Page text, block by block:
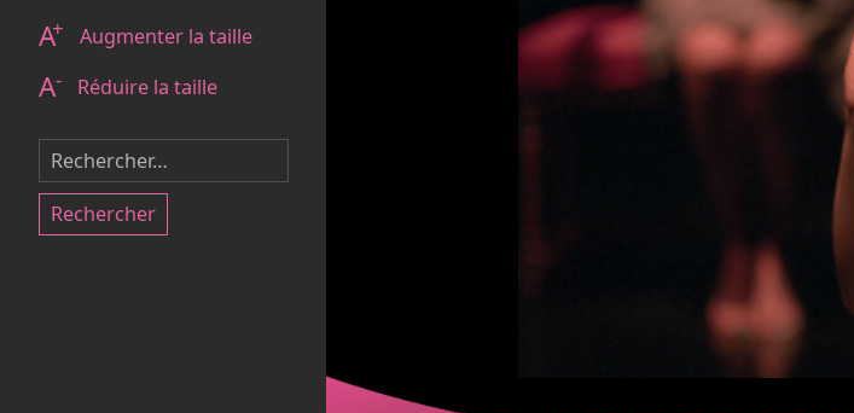
A+ Augmenter la taille
A- Réduire la taille
Rechercher